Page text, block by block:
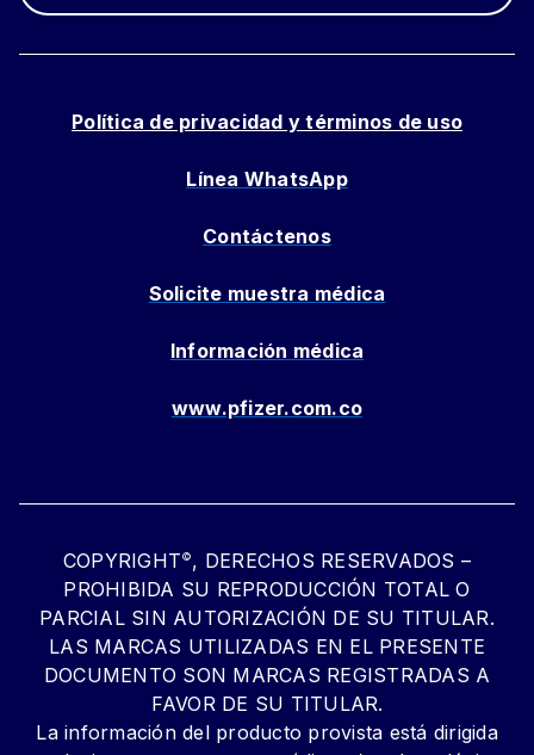
Política de privacidad y términos de uso
Línea WhatsApp
Contáctenos
Solicite muestra médica
Información médica
www.pfizer.com.co
COPYRIGHT©, DERECHOS RESERVADOS –
PROHIBIDA SU REPRODUCCIÓN TOTAL O
PARCIAL SIN AUTORIZACIÓN DE SU TITULAR.
LAS MARCAS UTILIZADAS EN EL PRESENTE
DOCUMENTO SON MARCAS REGISTRADAS A
FAVOR DE SU TITULAR.
La información del producto provista está dirigida